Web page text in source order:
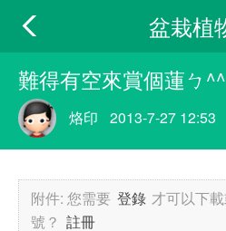
盆栽植
難得有空來賞個蓮ㄅ^^
烙印 2013-7-27 12:53
附件:您需要 登錄 才可以下
號？ 註冊